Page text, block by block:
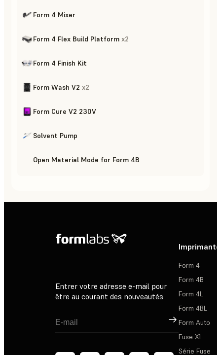
Form 4 Mixer
Form 4 Flex Build Platform x2
Form 4 Finish Kit
Form Wash V2 x2
Form Cure V2 230V
Solvent Pump
Open Material Mode for Form 4B
Entrer votre adresse e-mail pour
être au courant des nouveautés
Inscription
Form 4
Form 4B
Form 4L
Form 4BL
Form Auto
Fuse X1
Série Fuse